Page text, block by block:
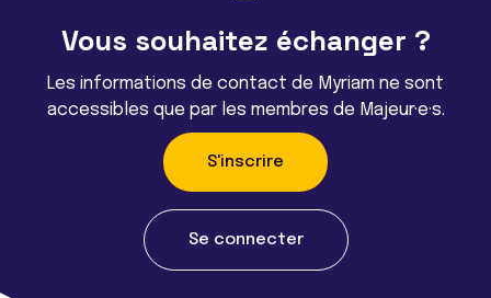
Vous souhaitez échanger ?
Les informations de contact de Myriam ne sont
accessibles que par les membres de Majeur·e·s.
S'inscrire
Se connecter